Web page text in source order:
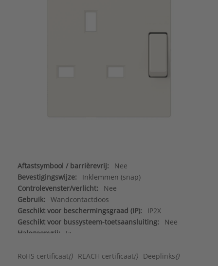
Aftastsymbool / barrièrevrij:
Nee
Bevestigingswijze:
Inklemmen (snap)
Controlevenster/verlicht:
Nee
Gebruik:
Wandcontactdoos
Geschikt voor beschermingsgraad (IP):
IP2X
Geschikt voor bussysteem-toetsaansluiting:
Nee
Halogeenvrij:
Ja
Materiaal:
Kunststof
RoHS certificaat() REACH certificaat() Deeplinks()